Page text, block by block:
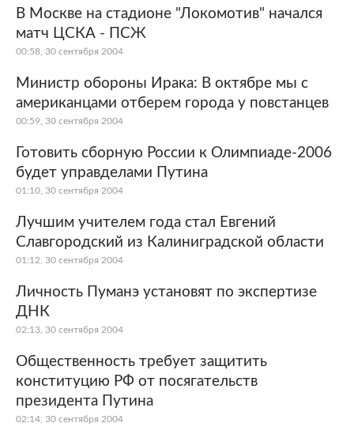
Экономика Силовые структуры
Наука и техника
Культура Интернет и СМИ
Ценности
Из жизни Среда обитания
Забота о себе
В Москве на стадионе "Локомотив" начался
матч ЦСКА - ПСЖ
00:58, 30 сентября 2004
Министр обороны Ирака: В октябре мы с
американцами отберем города у повстанцев
00:59, 30 сентября 2004
Готовить сборную России к Олимпиаде-2006
будет управделами Путина
01:10, 30 сентября 2004
Лучшим учителем года стал Евгений
Славгородский из Калиниградской области
01:12, 30 сентября 2004
Личность Пуманэ установят по экспертизе
ДНК
02:13, 30 сентября 2004
Общественность требует защитить
конституцию РФ от посягательств
президента Путина
02:14, 30 сентября 2004